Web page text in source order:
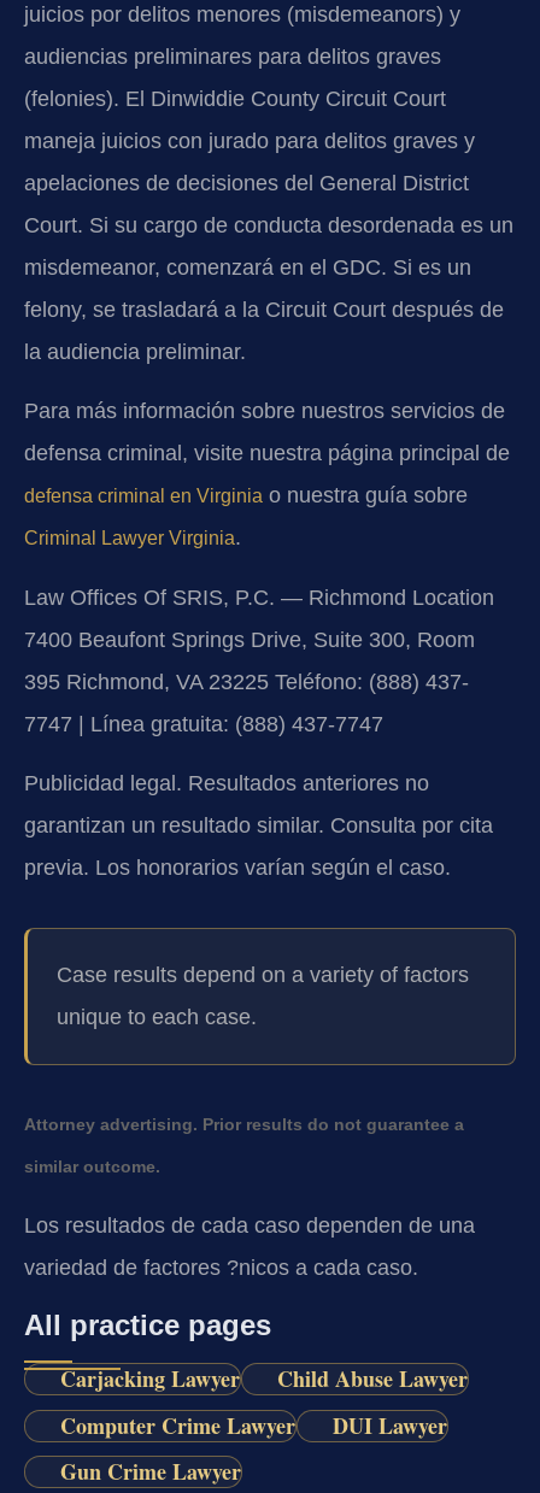
juicios por delitos menores (misdemeanors) y
audiencias preliminares para delitos graves
(felonies). El Dinwiddie County Circuit Court
maneja juicios con jurado para delitos graves y
apelaciones de decisiones del General District
Court. Si su cargo de conducta desordenada es un
misdemeanor, comenzará en el GDC. Si es un
felony, se trasladará a la Circuit Court después de
la audiencia preliminar.
Para más información sobre nuestros servicios de
defensa criminal, visite nuestra página principal de
defensa criminal en Virginia o nuestra guía sobre
Criminal Lawyer Virginia.
Law Offices Of SRIS, P.C. — Richmond Location
7400 Beaufont Springs Drive, Suite 300, Room
395 Richmond, VA 23225 Teléfono: (888) 437-
7747 | Línea gratuita: (888) 437-7747
Publicidad legal. Resultados anteriores no
garantizan un resultado similar. Consulta por cita
previa. Los honorarios varían según el caso.
Case results depend on a variety of factors
unique to each case.
Attorney advertising. Prior results do not guarantee a
similar outcome.
Los resultados de cada caso dependen de una
variedad de factores ?nicos a cada caso.
All practice pages
Carjacking Lawyer
Child Abuse Lawyer
Computer Crime Lawyer
DUI Lawyer
Gun Crime Lawyer